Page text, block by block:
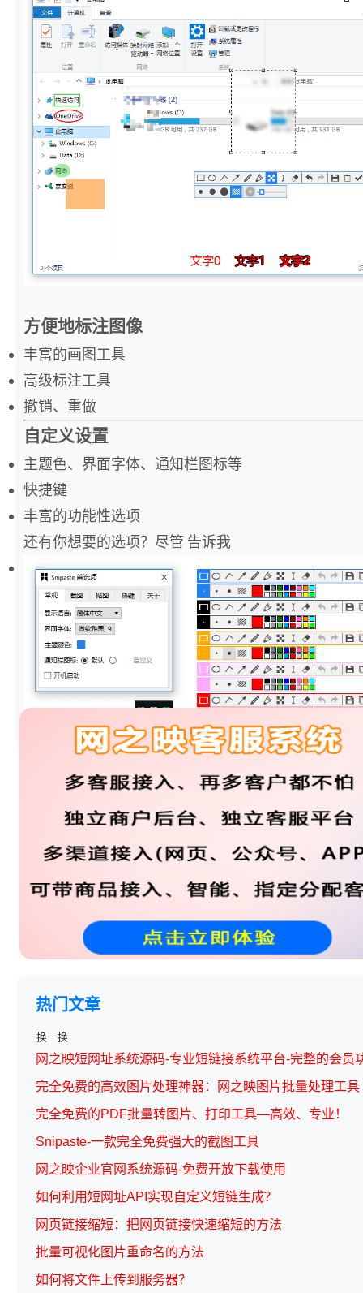
方便地标注图像
丰富的画图工具
高级标注工具
撤销、重做
自定义设置
主题色、界面字体、通知栏图标等
快捷键
丰富的功能性选项
还有你想要的选项？尽管 告诉我
返回列表
热门文章
换一换
网之映短网址系统源码-专业短链接系统平台-完整的会员
完全免费的高效图片处理神器：网之映图片批量处理工具
完全免费的PDF批量转图片、打印工具—高效、专业！
Snipaste-一款完全免费强大的截图工具
网之映企业官网系统源码-免费开放下载使用
如何利用短网址API实现自定义短链生成？
网页链接缩短：把网页链接快速缩短的方法
批量可视化图片重命名的方法
如何将文件上传到服务器？